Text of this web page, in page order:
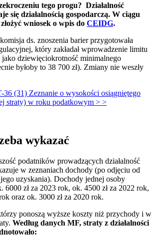
tego progu? Działalność
się działalnością gospodarczą. W ciągu
wniosek o wpis do CEIDG.
ds. znoszenia barier przygotowała
który zakładał wprowadzenie limitu
dziewięciokrotność minimalnego
byłoby to 38 700 zł). Zmiany nie weszły
36 (31) Zeznanie o wysokości osiągniętego
straty) w roku podatkowym > >
wykazać
podatników prowadzących działalność
w zeznaniach dochody (po odjęciu od
uzyskania). Dochody jednej osoby
6000 zł za 2023 rok, ok. 4500 zł za 2022 rok,
oraz ok. 3000 zł za 2020 rok.
ponoszą wyższe koszty niż przychody i w
Według danych MF, straty z działalności